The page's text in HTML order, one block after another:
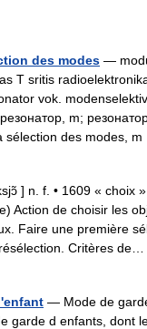
des modes —
T sritis
vok.
m;
sélection des modes,
] n. f. • 1609 « choix
Action de choisir les
Faire une première
Critères
— Mode de
garde d enfants, dont